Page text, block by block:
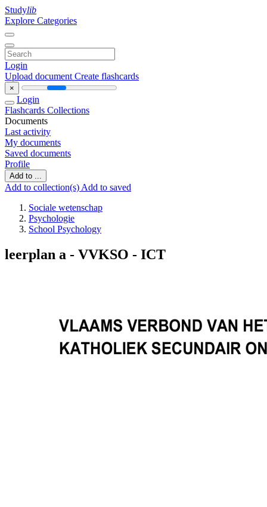
Studylib
Explore Categories
Login
Upload document Create flashcards
×
Login
Flashcards Collections
Documents
Last activity
My documents
Saved documents
Profile
Add to ...
Add to collection(s) Add to saved
Sociale wetenschap
Psychologie
School Psychology
leerplan a - VVKSO - ICT